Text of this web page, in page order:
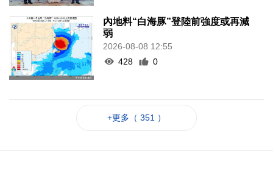
內地料“白海豚”登陸前強度或再減
弱
2026-08-08 12:55
428
0
+更多（ 351 ）